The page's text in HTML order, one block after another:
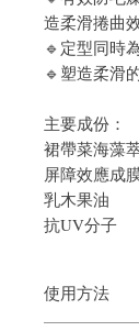
造柔滑捲曲效
🔹定型同時
🔹塑造柔滑
主要成份：
裙帶菜海藻
屏障效應成
乳木果油
抗UV分子
使用方法